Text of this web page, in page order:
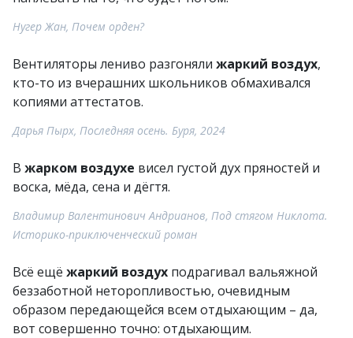
Нугер Жан, Почем орден?
Вентиляторы лениво разгоняли жаркий воздух,
кто-то из вчерашних школьников обмахивался
копиями аттестатов.
Дарья Пырх, Последняя осень. Буря, 2024
В жарком воздухе висел густой дух пряностей и
воска, мёда, сена и дёгтя.
Владимир Валентинович Андрианов, Под стягом Никлота.
Историко-приключенческий роман
Всё ещё жаркий воздух подрагивал вальяжной
беззаботной неторопливостью, очевидным
образом передающейся всем отдыхающим – да,
вот совершенно точно: отдыхающим.